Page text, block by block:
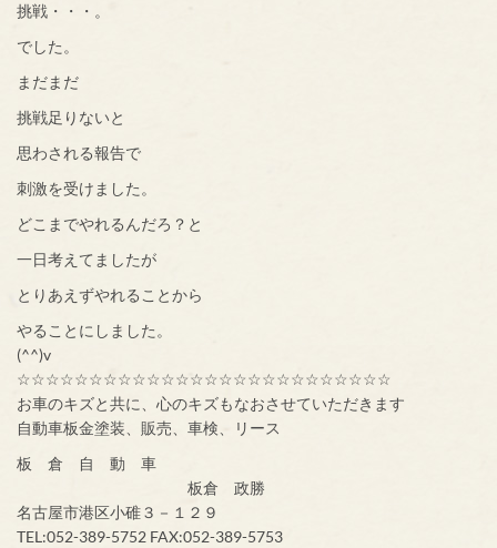
挑戦・・・。
でした。
まだまだ
挑戦足りないと
思わされる報告で
刺激を受けました。
どこまでやれるんだろ？と
一日考えてましたが
とりあえずやれることから
やることにしました。
(^^)v
☆☆☆☆☆☆☆☆☆☆☆☆☆☆☆☆☆☆☆☆☆☆☆☆☆☆
お車のキズと共に、心のキズもなおさせていただきます
自動車板金塗装、販売、車検、リース
板 倉 自 動 車
板倉 政勝
名古屋市港区小碓３－１２９
TEL:052-389-5752 FAX:052-389-5753